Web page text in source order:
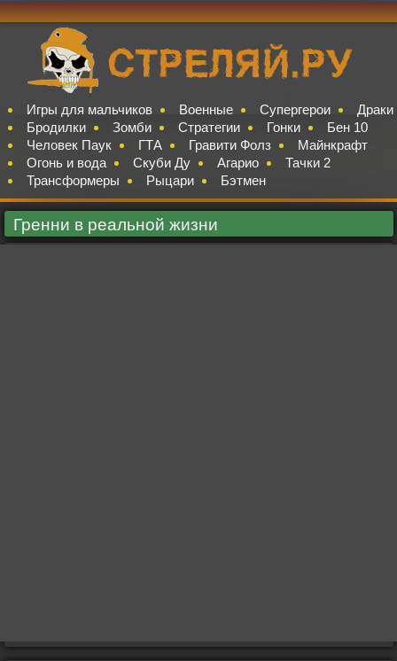
Игры для мальчиков Военные Супергерои
Драки
Бродилки
Зомби Стратегии Гонки
Бен 10
Человек Паук
ГТА Гравити Фолз
Майнкрафт
Огонь и вода
Скуби Ду Агарио
Тачки 2
Трансформеры
Рыцари Бэтмен
Гренни в реальной жизни